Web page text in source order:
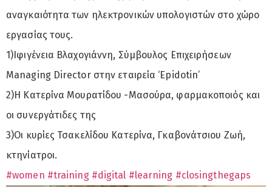
αναγκαιότητα των ηλεκτρονικών υπολογιστών στο χώρο
εργασίας τους.
1)Ιφιγένεια Βλαχογιάννη, Σύμβουλος Επιχειρήσεων
Managing Director στην εταιρεία ‘Epidotin’
2)Η Κατερίνα Μουρατίδου -Μασούρα, φαρμακοποιός και
οι συνεργάτιδες της
3)Οι κυρίες Τσακελίδου Κατερίνα, Γκαβονάτσιου Ζωή,
κτηνίατροι.
#women #training #digital #learning #closingthegaps